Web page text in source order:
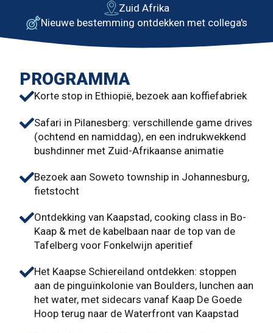
Zuid Afrika
Nieuwe bestemming ontdekken met collega's
PROGRAMMA
Korte stop in Ethiopië, bezoek aan koffiefabriek
Safari in Pilanesberg: verschillende game drives
(ochtend en namiddag), en een indrukwekkend
bushdinner met Zuid-Afrikaanse animatie
Bezoek aan Soweto township in Johannesburg,
fietstocht
Ontdekking van Kaapstad, cooking class in Bo-
Kaap & met de kabelbaan naar de top van de
Tafelberg voor Fonkelwijn aperitief
Het Kaapse Schiereiland ontdekken: stoppen
aan de pinguïnkolonie van Boulders, lunchen aan
het water, met sidecars vanaf Kaap De Goede
Hoop terug naar de Waterfront van Kaapstad